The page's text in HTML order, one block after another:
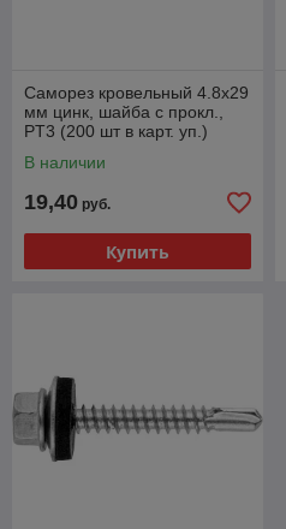
Саморез кровельный 4.8х29
мм цинк, шайба с прокл.,
PT3 (200 шт в карт. уп.)
В наличии
19,40 руб.
Купить